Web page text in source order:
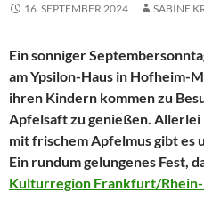
16. SEPTEMBER 2024 SABINE
Ein sonniger
am Ypsilon-Haus in Hofheim-
ihren Kindern kommen zu
Apfelsaft zu genießen.
mit frischem Apfelmus gibt es
Ein rundum gelungenes Fest,
Kulturregion Frankfurt/Rhein-